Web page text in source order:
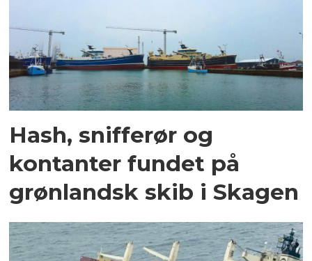
Hash, snifferør og
kontanter fundet på
grønlandsk skib i Skagen